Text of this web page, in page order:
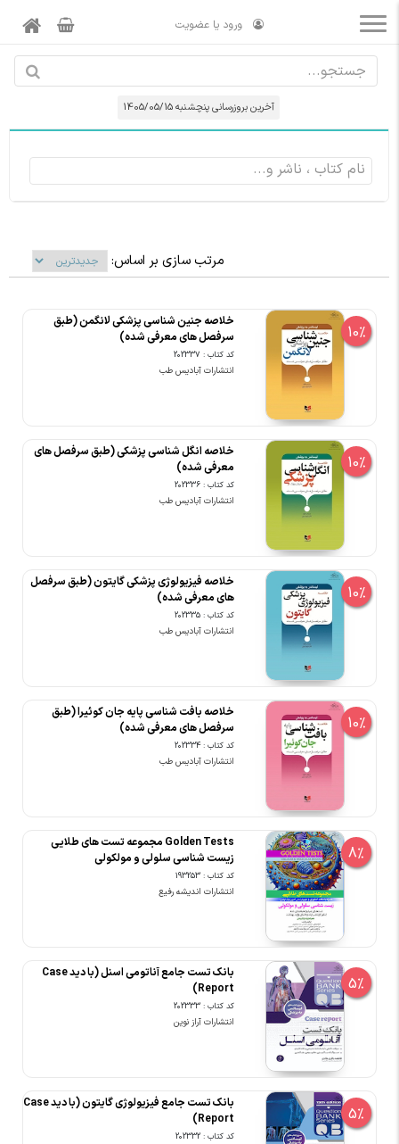
ورود یا عضویت
آخرین بروزرسانی پنچشنبه 1405/05/15
مرتب سازی بر اساس:
10%
خلاصه جنین شناسی پزشکی لانگمن (طبق
سرفصل های معرفی شده)
کد کتاب : 202337
انتشارات آبادیس طب
10%
خلاصه انگل شناسی پزشکی (طبق سرفصل های
معرفی شده)
کد کتاب : 202336
انتشارات آبادیس طب
10%
خلاصه فیزیولوژی پزشکی گایتون (طبق سرفصل
های معرفی شده)
کد کتاب : 202335
انتشارات آبادیس طب
10%
خلاصه بافت شناسی پایه جان کوئیرا (طبق
سرفصل های معرفی شده)
کد کتاب : 202334
انتشارات آبادیس طب
8%
Golden Tests مجموعه تست های طلایی
زیست شناسی سلولی و مولکولی
کد کتاب : 193253
انتشارات اندیشه رفیع
5%
بانک تست جامع آناتومی اسنل (با دید Case
Report)
کد کتاب : 202333
انتشارات آراز نوین
5%
بانک تست جامع فیزیولوژی گایتون (با دید Case
Report)
کد کتاب : 202332